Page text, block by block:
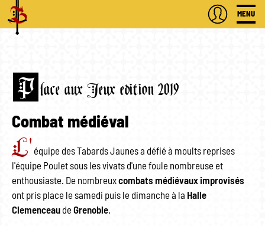
MENU
P lace aux Jeux edition 2019
Combat médiéval
L' équipe des Tabards Jaunes a défié à moults reprises
l'équipe Poulet sous les vivats d'une foule nombreuse et
enthousiaste. De nombreuxcombats médiévaux improvisés
ont pris place le samedi puis le dimanche à la Halle
Clemenceau deGrenoble.